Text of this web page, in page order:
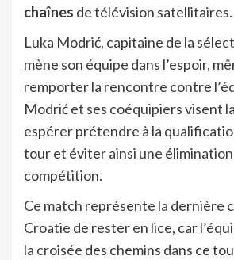
chaînes de télévision satellitaires.
Luka Modrić, capitaine de la
mène son équipe dans l’espoir,
remporter la rencontre contre
Modrić et ses coéquipiers visent
espérer prétendre à la
tour et éviter ainsi une
compétition.
Ce match représente la dernière
Croatie de rester en lice, car
la croisée des chemins dans ce